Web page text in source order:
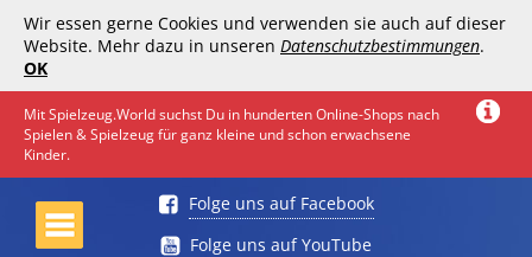
Wir essen gerne Cookies und verwenden sie auch auf dieser
Website. Mehr dazu in unseren Datenschutzbestimmungen.
OK
Mit Spielzeug.World suchst Du in hunderten Online-Shops nach
Spielen & Spielzeug für ganz kleine und schon erwachsene
Kinder.
Folge uns auf Facebook
Folge uns auf YouTube